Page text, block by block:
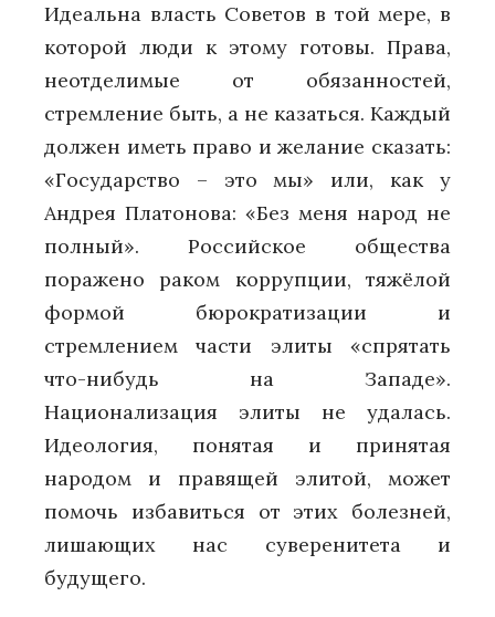
Идеальна власть Советов в той мере, в
которой люди к этому готовы. Права,
неотделимые от обязанностей,
стремление быть, а не казаться. Каждый
должен иметь право и желание сказать:
«Государство – это мы» или, как у
Андрея Платонова: «Без меня народ не
полный». Российское общества
поражено раком коррупции, тяжёлой
формой бюрократизации и
стремлением части элиты «спрятать
что-нибудь на Западе».
Национализация элиты не удалась.
Идеология, понятая и принятая
народом и правящей элитой, может
помочь избавиться от этих болезней,
лишающих нас суверенитета и
будущего.